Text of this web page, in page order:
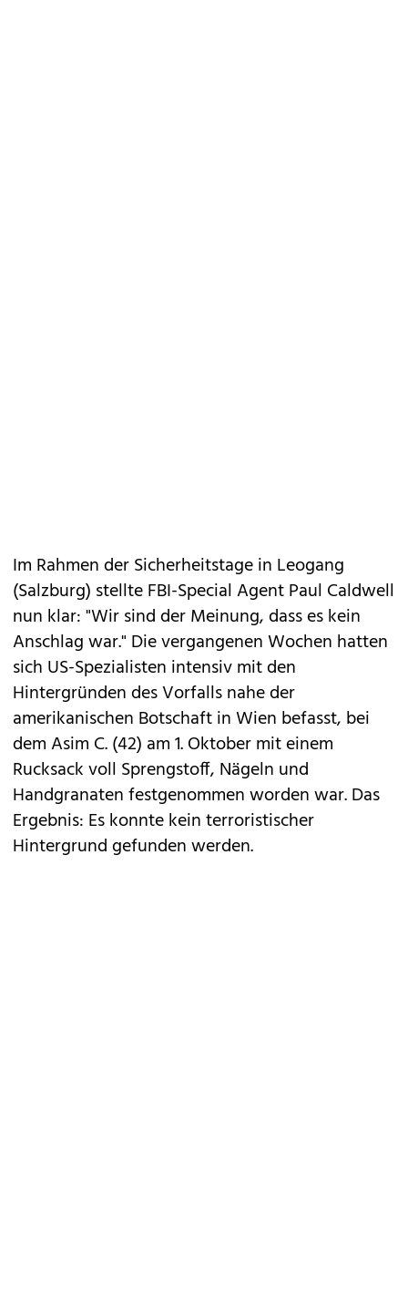
Im Rahmen der Sicherheitstage in Leogang
(Salzburg) stellte FBI-Special Agent Paul Caldwell
nun klar: "Wir sind der Meinung, dass es kein
Anschlag war." Die vergangenen Wochen hatten
sich US-Spezialisten intensiv mit den
Hintergründen des Vorfalls nahe der
amerikanischen Botschaft in Wien befasst, bei
dem Asim C. (42) am 1. Oktober mit einem
Rucksack voll Sprengstoff, Nägeln und
Handgranaten festgenommen worden war. Das
Ergebnis: Es konnte kein terroristischer
Hintergrund gefunden werden.